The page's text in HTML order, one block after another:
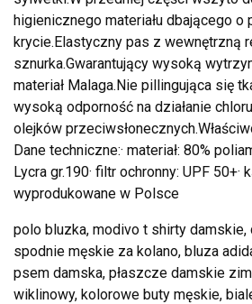
higienicznego materiału dbającego o
krycie.Elastyczny pas z wewnętrzną
sznurka.Gwarantujący wysoką
materiał Malaga.Nie pillingująca się
wysoką odporność na działanie
olejków
Dane techniczne:· materiał: 80%
Lycra gr.190· filtr ochronny: UPF 50+·
wyprodukowane w Polsce
polo bluzka, modivo t shirty damskie,
spodnie męskie za kolano, bluza
psem damska, płaszcze damskie
wiklinowy, kolorowe buty męskie,